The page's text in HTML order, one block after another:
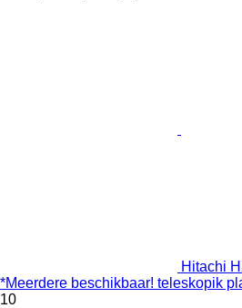
Hitachi
*Meerdere beschikbaar! teleskopik
10